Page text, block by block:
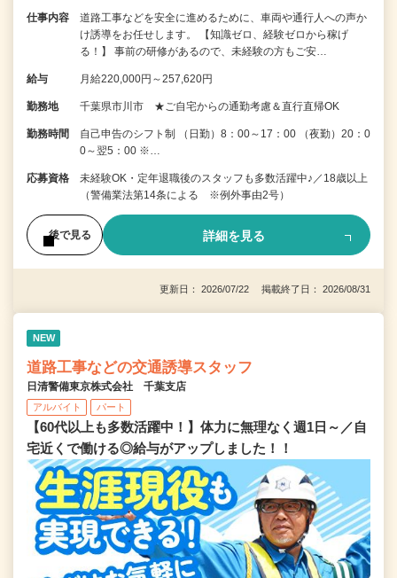
仕事内容
道路工事などを安全に進めるために、車両や通行人への声か
け誘導をお任せします。 【知識ゼロ、経験ゼロから稼げ
る！】 事前の研修があるので、未経験の方もご安…
給与 月給220,000円～257,620円
勤務地 千葉県市川市 ★ご自宅からの通勤考慮＆直行直帰OK
勤務時間
自己申告のシフト制 （日勤）8：00～17：00 （夜勤）20：0
0～翌5：00 ※…
応募資格
未経験OK・定年退職後のスタッフも多数活躍中♪／18歳以上
（警備業法第14条による ※例外事由2号）
後で見る 詳細を見る
更新日： 2026/07/22 掲載終了日： 2026/08/31
NEW
道路工事などの交通誘導スタッフ
日清警備東京株式会社 千葉支店
アルバイト パート
【60代以上も多数活躍中！】体力に無理なく週1日～／自
宅近くで働ける◎給与がアップしました！！